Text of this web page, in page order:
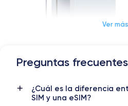
7/09/2022
Ver más
Preguntas frecuentes
¿Cuál es la diferencia
SIM y una eSIM?